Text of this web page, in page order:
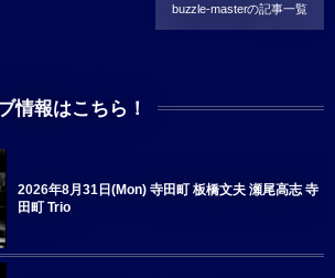
buzzle-masterの記事一覧
情報はこちら！
2026年8月31日(Mon) 寺田町 板橋文夫 瀬尾高志 寺
田町 Trio